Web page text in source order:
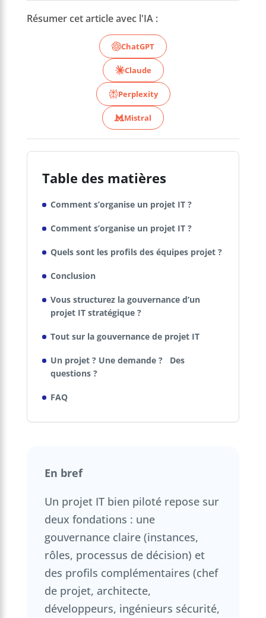
Résumer cet article avec l'IA :
ChatGPT
Claude
Perplexity
Mistral
Table des matières
Comment s’organise un projet IT ?
Comment s’organise un projet IT ?
Quels sont les profils des équipes projet ?
Conclusion
Vous structurez la gouvernance d’un
projet IT stratégique ?
Tout sur la gouvernance de projet IT
Un projet ? Une demande ? Des
questions ?
FAQ
En bref
Un projet IT bien piloté repose sur
deux fondations : une
gouvernance claire (instances,
rôles, processus de décision) et
des profils complémentaires (chef
de projet, architecte,
développeurs, ingénieurs sécurité,